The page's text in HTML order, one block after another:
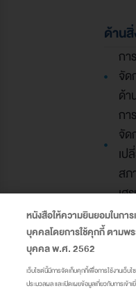
ด้าน
กา
จัด
ด้า
กา
จัด
เป
ส
เศ
หมุ
คว
รา
หนังสือให้ความยินยอมในกา
บุคคลโดยการใช้คุกกี้ ตาม
บุคคล พ.ศ. 2562
เว็บไซต์นี้มีการจัดเก็บคุกกี้เพื่อการใช้งานเว็
ประมวลผล และเปิดเผยข้อมูลเกี่ยวกับการเข้า